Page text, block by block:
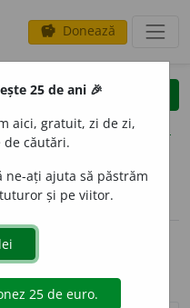
savings Donează
clear
opțiuni
25 de ani 🎉
aici, gratuit, zi de zi,
căutări.
ne-ați ajuta să păstrăm
și pe viitor.